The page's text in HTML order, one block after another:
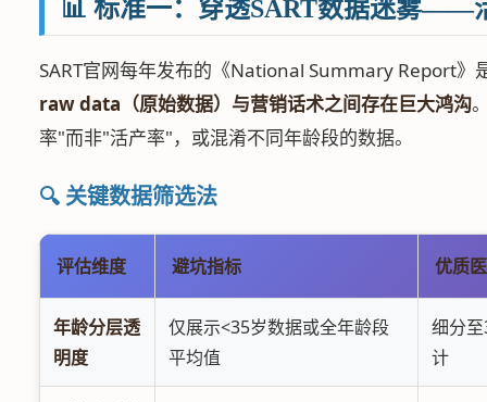
📊 标准一：穿透SART数据迷雾——
SART官网每年发布的《National Summary Report》
raw data（原始数据）与营销话术之间存在巨大鸿沟
率"而非"活产率"，或混淆不同年龄段的数据。
🔍 关键数据筛选法
评估维度 避坑指标 优质
年龄分层透
明度
仅展示<35岁数据或全年龄段
平均值
细分
计